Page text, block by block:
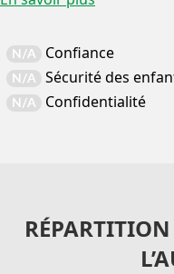
N/A Confiance
N/A Sécurité des
N/A Confidentialité